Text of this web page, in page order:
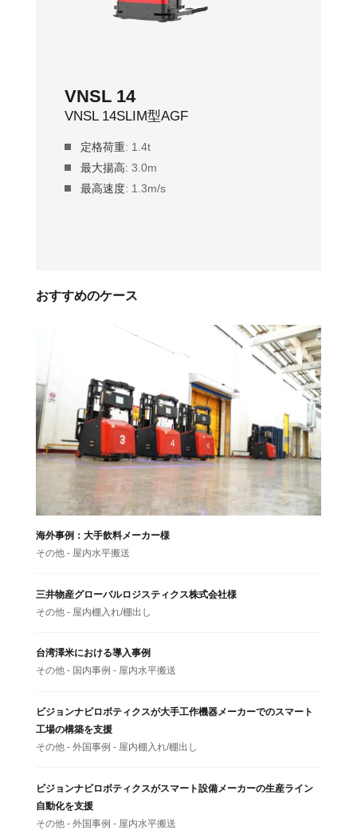
VNSL 14
VNSL 14SLIM型AGF
定格荷重: 1.4t
最大揚高: 3.0m
最高速度: 1.3m/s
おすすめのケース
海外事例：大手飲料メーカー様
その他 - 屋内水平搬送
三井物産グローバルロジスティクス株式会社様
その他 - 屋内棚入れ/棚出し
台湾澤米における導入事例
その他 - 国内事例 - 屋内水平搬送
ビジョンナビロボティクスが大手工作機器メーカーでのスマート
工場の構築を支援
その他 - 外国事例 - 屋内棚入れ/棚出し
ビジョンナビロボティクスがスマート設備メーカーの生産ライン
自動化を支援
その他 - 外国事例 - 屋内水平搬送